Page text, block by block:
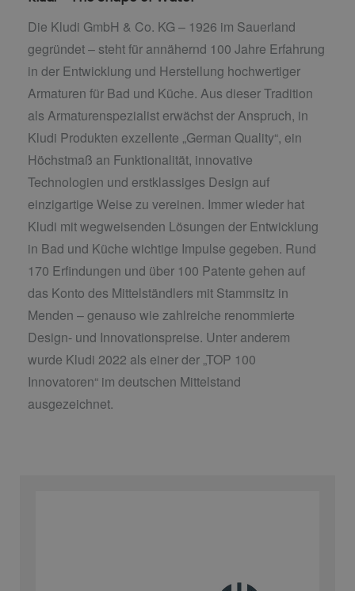
Die Kludi GmbH & Co. KG – 1926 im Sauerland
gegründet – steht für annähernd 100 Jahre Erfahrung
in der Entwicklung und Herstellung hochwertiger
Armaturen für Bad und Küche. Aus dieser Tradition
als Armaturenspezialist erwächst der Anspruch, in
Kludi Produkten exzellente „German Quality“, ein
Höchstmaß an Funktionalität, innovative
Technologien und erstklassiges Design auf
einzigartige Weise zu vereinen. Immer wieder hat
Kludi mit wegweisenden Lösungen der Entwicklung
in Bad und Küche wichtige Impulse gegeben. Rund
170 Erfindungen und über 100 Patente gehen auf
das Konto des Mittelständlers mit Stammsitz in
Menden – genauso wie zahlreiche renommierte
Design- und Innovationspreise. Unter anderem
wurde Kludi 2022 als einer der „TOP 100
Innovatoren“ im deutschen Mittelstand
ausgezeichnet.